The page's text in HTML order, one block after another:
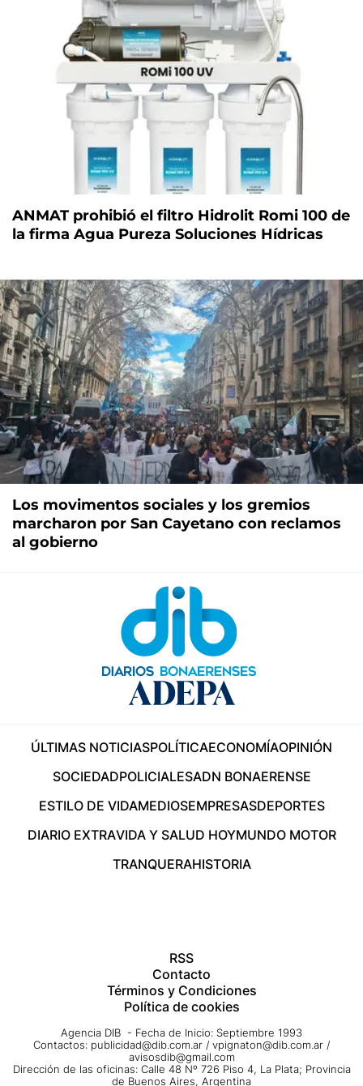
ANMAT prohibió el filtro Hidrolit Romi 100 de
la firma Agua Pureza Soluciones Hídricas
Los movimentos sociales y los gremios
marcharon por San Cayetano con reclamos
al gobierno
ÚLTIMAS NOTICIASPOLÍTICAECONOMÍAOPINIÓN
SOCIEDADPOLICIALESADN BONAERENSE
ESTILO DE VIDAMEDIOSEMPRESASDEPORTES
DIARIO EXTRAVIDA Y SALUD HOYMUNDO MOTOR
TRANQUERAHISTORIA
RSS
Contacto
Términos y Condiciones
Política de cookies
Agencia DIB - Fecha de Inicio: Septiembre 1993
Contactos: publicidad@dib.com.ar / vpignaton@dib.com.ar /
avisosdib@gmail.com
Dirección de las oficinas: Calle 48 Nº 726 Piso 4, La Plata; Provincia
de Buenos Aires, Argentina